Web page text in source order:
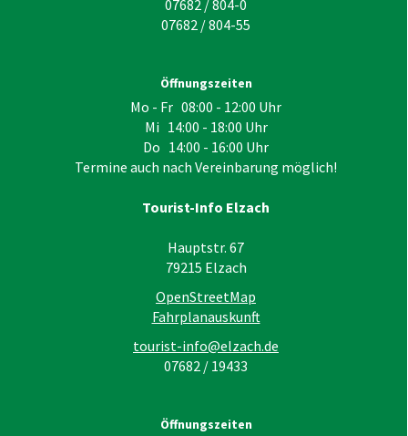
07682 / 804-0
07682 / 804-55
Öffnungszeiten
Mo - Fr 08:00 - 12:00 Uhr
Mi 14:00 - 18:00 Uhr
Do 14:00 - 16:00 Uhr
Termine auch nach Vereinbarung möglich!
Tourist-Info Elzach
Hauptstr. 67
79215 Elzach
OpenStreetMap
Fahrplanauskunft
tourist-info@elzach.de
07682 / 19433
Öffnungszeiten